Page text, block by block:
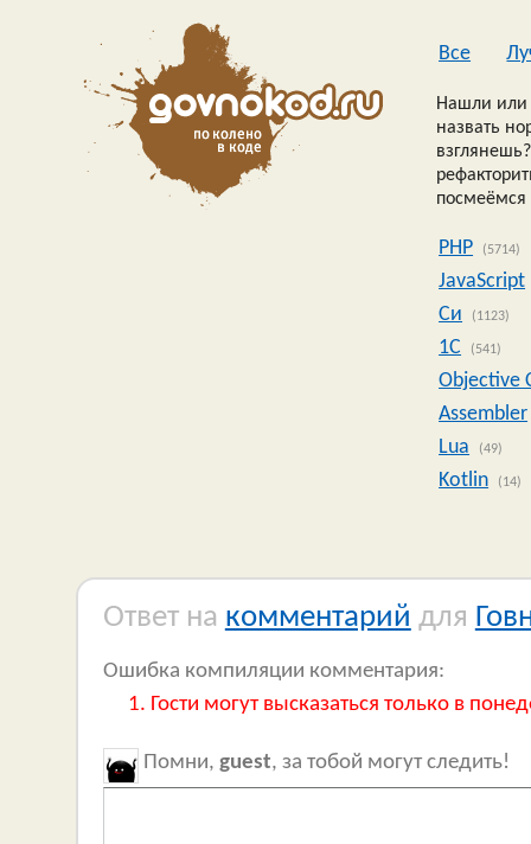
Все
Нашли или
назвать
посмеёмся
PHP (5714)
JavaScript
Си
(1123)
1C (541)
Objective
Assembler
Lua
(49)
Kotlin (14)
Ответ на комментарий для
Ошибка компиляции комментария:
Гости могут высказаться только в
Помни, guest, за тобой могут следить!